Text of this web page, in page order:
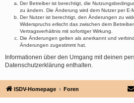
Der Betreiber ist berechtigt, die
zu ändern. Die Änderung wird dem Nutzer per E-
Der Nutzer ist berechtigt, den Änderungen zu
Widerspruchs erlischt das zwischen dem
Vertragsverhältnis mit sofortiger Wirkung.
Die Änderungen gelten als anerkannt und
Änderungen zugestimmt hat.
Informationen über den Umgang mit deinen
Datenschutzerklärung enthalten.
ISDV-Homepage Foren